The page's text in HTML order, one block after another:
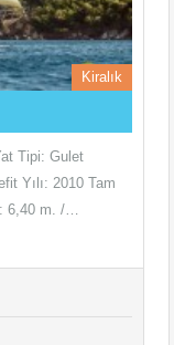
Kiralık
Tipi: Gulet
Yılı: 2010 Tam
6,40 m. /…